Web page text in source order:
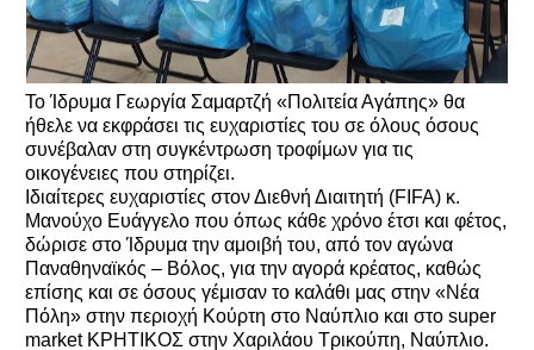
Το Ίδρυμα Γεωργία Σαμαρτζή «Πολιτεία Αγάπης» θα
ήθελε να εκφράσει τις ευχαριστίες του σε όλους όσους
συνέβαλαν στη συγκέντρωση τροφίμων για τις
οικογένειες που στηρίζει.
Ιδιαίτερες ευχαριστίες στον Διεθνή Διαιτητή (FIFA) κ.
Μανούχο Ευάγγελο που όπως κάθε χρόνο έτσι και φέτος,
δώρισε στο Ίδρυμα την αμοιβή του, από τον αγώνα
Παναθηναϊκός – Βόλος, για την αγορά κρέατος, καθώς
επίσης και σε όσους γέμισαν το καλάθι μας στην «Νέα
Πόλη» στην περιοχή Κούρτη στο Ναύπλιο και στο super
market ΚΡΗΤΙΚΟΣ στην Χαριλάου Τρικούπη, Ναύπλιο.